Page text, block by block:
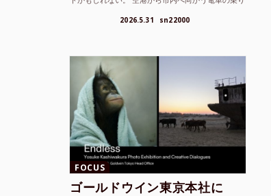
FOCUS
ゴールドウイン東京本社に
て、フォトグラファー柏倉陽
介による写真展＆体験...